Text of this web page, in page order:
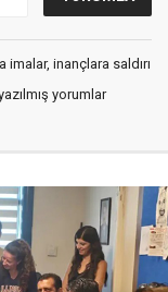
inançlara saldırı
yorumlar